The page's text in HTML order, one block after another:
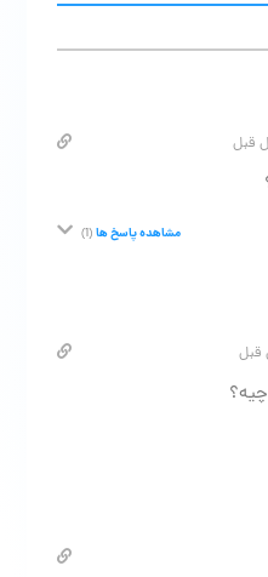
مشاهده پاسخ ها(1)